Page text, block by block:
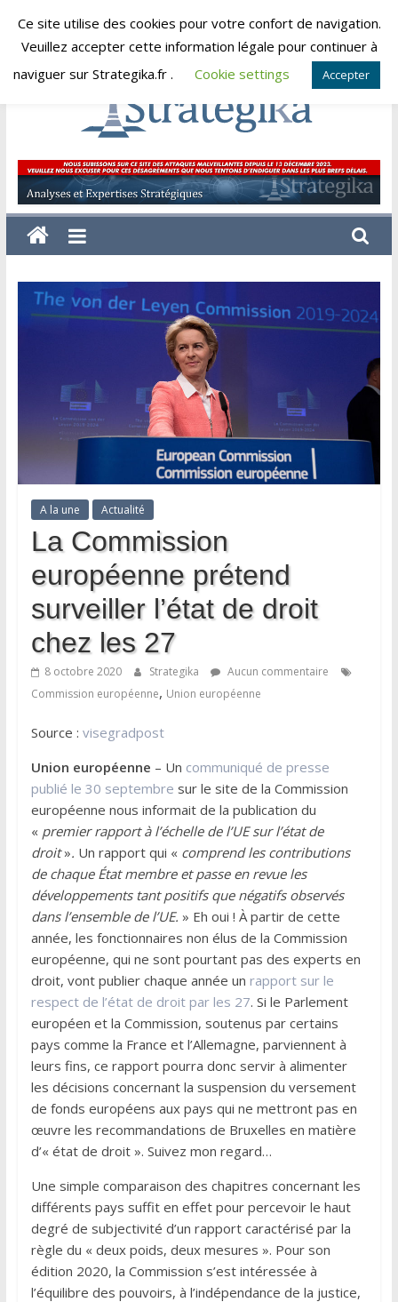
Skip
vendredi, août 7, 2026
Strategika
Expertise
et
Analyses
A la une Actualité
La Commission
européenne prétend
surveiller l’état de droit
chez les 27
8 octobre 2020 Strategika
Aucun commentaire
Commission européenne, Union européenne
Source : visegradpost
Union européenne – Un communiqué de presse
publié le 30 septembre sur le site de la Commission
européenne nous informait de la publication du
« premier rapport à l’échelle de l’UE sur l’état de
droit». Un rapport qui « comprend les contributions
de chaque État membre et passe en revue les
développements tant positifs que négatifs observés
dans l’ensemble de l’UE. » Eh oui ! À partir de cette
année, les fonctionnaires non élus de la Commission
européenne, qui ne sont pourtant pas des experts en
droit, vont publier chaque année un rapport sur le
respect de l’état de droit par les 27. Si le Parlement
européen et la Commission, soutenus par certains
pays comme la France et l’Allemagne, parviennent à
leurs fins, ce rapport pourra donc servir à alimenter
les décisions concernant la suspension du versement
de fonds européens aux pays qui ne mettront pas en
œuvre les recommandations de Bruxelles en matière
d’« état de droit ». Suivez mon regard…
Une simple comparaison des chapitres concernant les
différents pays suffit en effet pour percevoir le haut
degré de subjectivité d’un rapport caractérisé par la
règle du « deux poids, deux mesures ». Pour son
édition 2020, la Commission s’est intéressée à
l’équilibre des pouvoirs, à l’indépendance de la justice,
Ce site utilise des cookies pour votre confort de navigation.
Veuillez accepter cette information légale pour continuer à
naviguer sur Strategika.fr .
Cookie settings Accepter